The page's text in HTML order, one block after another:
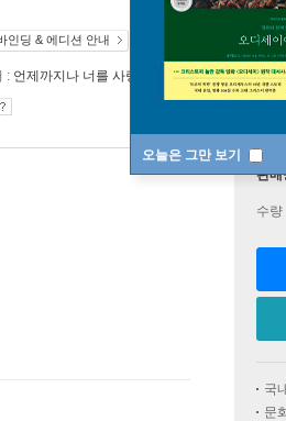
오늘은 그만 보기
인딩 & 에디션 안내
: 언제까지나 너를 사랑해
판매
수량
국
문